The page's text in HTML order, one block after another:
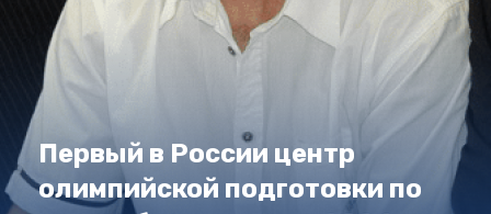
Первый в России центр
олимпийской подготовки по